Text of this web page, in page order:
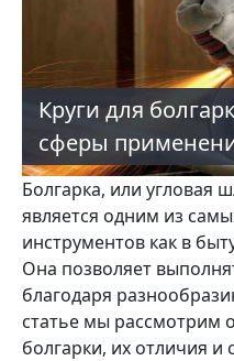
Круги для
сферы
Болгарка, или угловая
является одним из
инструментов как в
Она позволяет
благодаря
статье мы рассмотрим
болгарки, их отличия